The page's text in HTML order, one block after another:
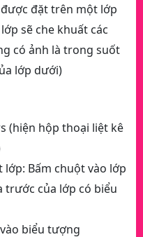
đặt trên một lớp
sẽ che khuất các
có ảnh là trong suốt
lớp dưới)
(hiện hộp thoại liệt kê
lớp: Bấm chuột vào lớp
trước của lớp có biểu
biểu tượng